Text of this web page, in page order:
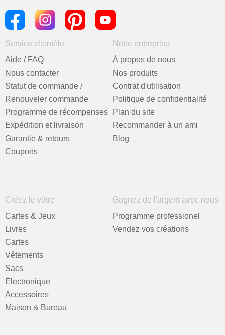
Service clientèle
Aide / FAQ
Nous contacter
Statut de commande /
Renouveler commande
Programme de récompenses
Expédition et livraison
Garantie & retours
Coupons
Notre entreprise
À propos de nous
Nos produits
Contrat d'utilisation
Politique de confidentialité
Plan du site
Recommander à un ami
Blog
Créez le vôtre
Cartes & Jeux
Livres
Cartes
Vêtements
Sacs
Électronique
Accessoires
Maison & Bureau
Gagnez de l'argent avec nous
Programme professionel
Vendez vos créations